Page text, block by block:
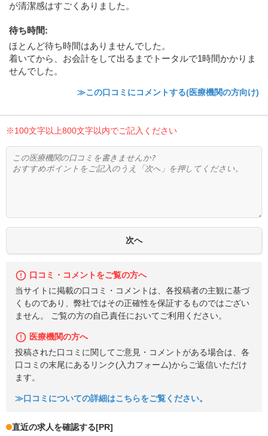
が清潔感はすごくありました。
待ち時間:
ほとんど待ち時間はありませんでした。
着いてから、お会計をして出るまでトータルで1時間かかりま
せんでした。
≫この口コミにコメントする(医療機関の方向け)
※100文字以上800文字以内でご記入ください
口コミ・コメントをご覧の方へ
当サイトに掲載の口コミ・コメントは、各投稿者の主観に基づ
くものであり、弊社ではその正確性を保証するものではござい
ません。 ご覧の方の自己責任においてご利用ください。
医療機関の方へ
投稿された口コミに関してご意見・コメントがある場合は、各
口コミの末尾にあるリンク(入力フォーム)からご返信いただけ
ます。
≫口コミについての詳細はこちらをご覧ください。
直近の求人を確認する[PR]